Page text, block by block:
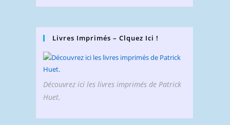
Livres Imprimés – Clquez Ici !
Découvrez ici les livres imprimés de Patrick
Huet.